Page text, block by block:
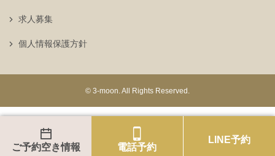
電話予約
ご予約空き情報
LINE予約
求人募集
個人情報保護方針
© 3-moon. All Rights Reserved.